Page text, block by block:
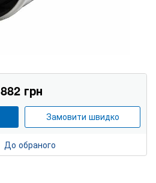
882 грн
Замовити швидко
До обраного